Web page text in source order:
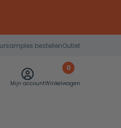
bestellenOutlet
Mijn account
0
Winkelwagen